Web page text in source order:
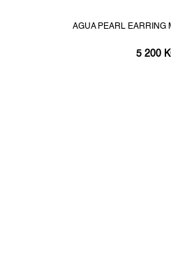
AGUA PEARL EARRING
5 200